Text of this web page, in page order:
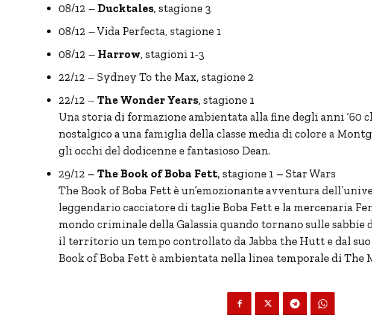
08/12 – Ducktales, stagione 3
08/12 – Vida Perfecta, stagione 1
08/12 – Harrow, stagioni 1-3
22/12 – Sydney To the Max, stagione 2
22/12 – The Wonder Years, stagione 1
Una storia di formazione ambientata alla fine degli anni ‘60
nostalgico a una famiglia della classe media di colore a
gli occhi del dodicenne e fantasioso Dean.
29/12 – The Book of Boba Fett, stagione 1 – Star Wars
The Book of Boba Fett è un’emozionante avventura
leggendario cacciatore di taglie Boba Fett e la mercenaria
mondo criminale della Galassia quando tornano sulle
il territorio un tempo controllato da Jabba the Hutt e dal
Book of Boba Fett è ambientata nella linea temporale di The